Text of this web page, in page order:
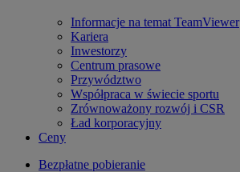
Informacje na temat TeamViewer
Kariera
Inwestorzy
Centrum prasowe
Przywództwo
Współpraca w świecie sportu
Zrównoważony rozwój i CSR
Ład korporacyjny
Ceny
Bezpłatne pobieranie